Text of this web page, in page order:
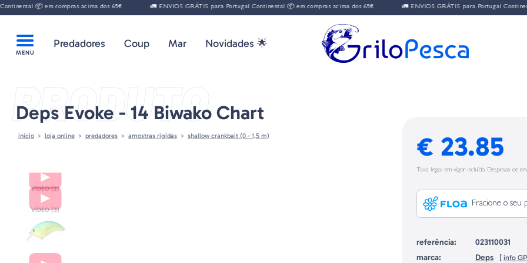
📦 em compras acima dos 65€ 🚛 ENVIOS GRÁTIS para Portugal Continental 📦 em compras acima dos 65€ 🚛 ENVIOS GRÁTIS para Portugal
Predadores Coup Mar Novidades 🌟
PRODUTO
Deps Evoke - 14 Biwako Chart
início loja online predadores amostras rigidas shallow crankbait (0 - 1,5 m) € 23.85
Taxa legal em vigor incluído. Despesas de
Fracione o
referência:
023110031
marca:
Deps [ info